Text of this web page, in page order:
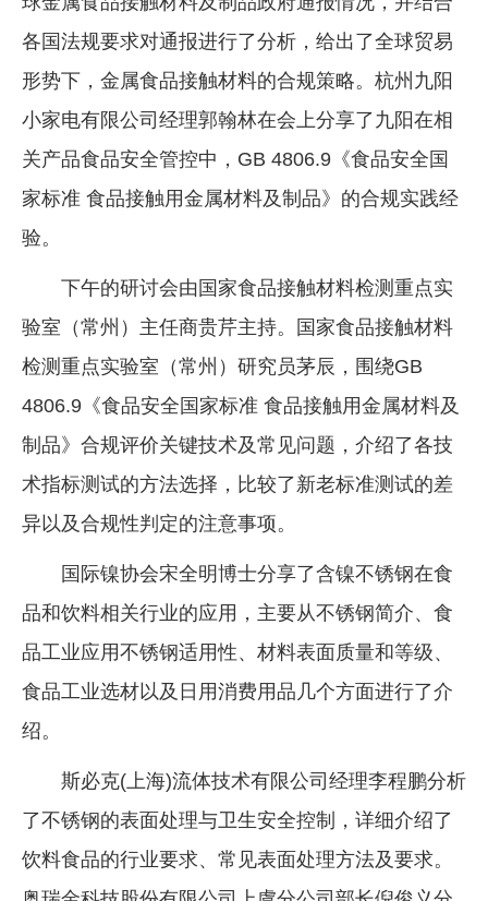
各国法规要求对通报进行了分析，给出了全球贸易
形势下，金属食品接触材料的合规策略。杭州九阳
小家电有限公司经理郭翰林在会上分享了九阳在相
关产品食品安全管控中，GB 4806.9《食品安全国
家标准 食品接触用金属材料及制品》的合规实践经
验。
下午的研讨会由国家食品接触材料检测重点实
验室（常州）主任商贵芹主持。国家食品接触材料
检测重点实验室（常州）研究员茅辰，围绕GB
4806.9《食品安全国家标准 食品接触用金属材料及
制品》合规评价关键技术及常见问题，介绍了各技
术指标测试的方法选择，比较了新老标准测试的差
异以及合规性判定的注意事项。
国际镍协会宋全明博士分享了含镍不锈钢在食
品和饮料相关行业的应用，主要从不锈钢简介、食
品工业应用不锈钢适用性、材料表面质量和等级、
食品工业选材以及日用消费用品几个方面进行了介
绍。
斯必克(上海)流体技术有限公司经理李程鹏分析
了不锈钢的表面处理与卫生安全控制，详细介绍了
饮料食品的行业要求、常见表面处理方法及要求。